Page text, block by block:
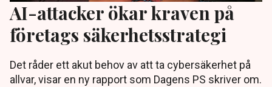
AI-attacker ökar kraven på
företags säkerhetsstrategi
Det råder ett akut behov av att ta cybersäkerhet på
allvar, visar en ny rapport som Dagens PS skriver om.